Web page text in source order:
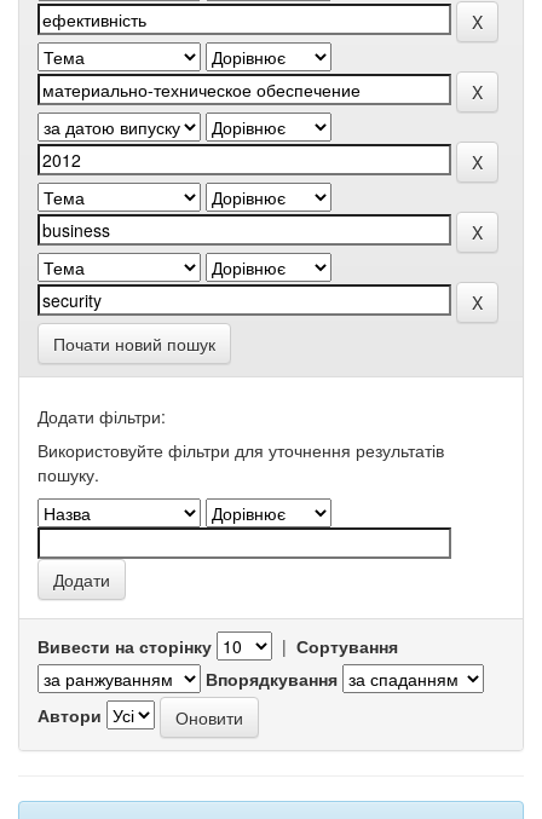
Почати новий пошук
Додати фільтри:
Використовуйте фільтри для уточнення результатів
пошуку.
Вивести на сторінку | Сортування
Впорядкування
Автори